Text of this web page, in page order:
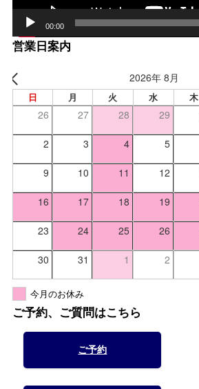
00:00
営業日案内
2026年 8月
日 月 火 水 木
26 27 28 29
2 3 4 5
9 10 11 12
16 17 18 19
23 24 25 26
30 31 1 2
今月のお休み
ご予約、ご質問はこちら
ご予約